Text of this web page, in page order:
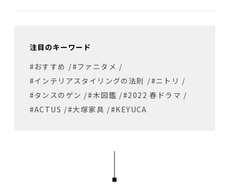
注目のキーワード
#おすすめ /#ファニタメ /
#インテリアスタイリングの法則 /#ニトリ /
#タンスのゲン /#木図鑑 /#2022 春ドラマ /
#ACTUS /#大塚家具 /#KEYUCA